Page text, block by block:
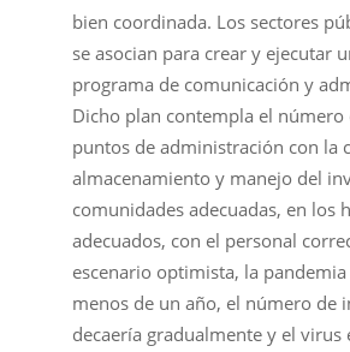
bien coordinada. Los sectores
se asocian para crear y ejecutar
programa de comunicación y
Dicho plan contempla el número
puntos de administración con la
almacenamiento y manejo del
comunidades adecuadas, en los
adecuados, con el personal
escenario optimista, la
menos de un año, el número de
decaería gradualmente y el virus